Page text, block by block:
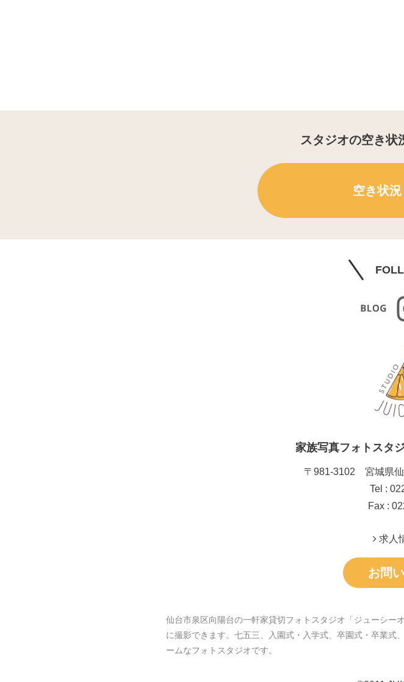
スタジオの空き状
空き状
家族写真フォトスタ
〒981-3102 宮城県
Tel :
Fax :
求人
お問
仙台市泉区向陽台の一軒家貸切フォトスタジオ「ジューシー
に撮影できます。七五三、入園式・入学式、卒園式・卒業式
ームなフォトスタジオです。